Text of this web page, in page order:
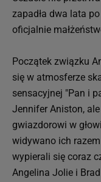
zapadła dwa lata
oficjalnie
Początek związku
się w atmosferze
sensacyjnej "Pan i
Jennifer Aniston,
gwiazdorowi w
widywano ich
wypierali się coraz
Angelina Jolie i